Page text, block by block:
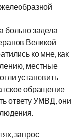
больно задела
Великой
ко мне, как
местные
установить
обращение
ответу УМВД, они
запрос